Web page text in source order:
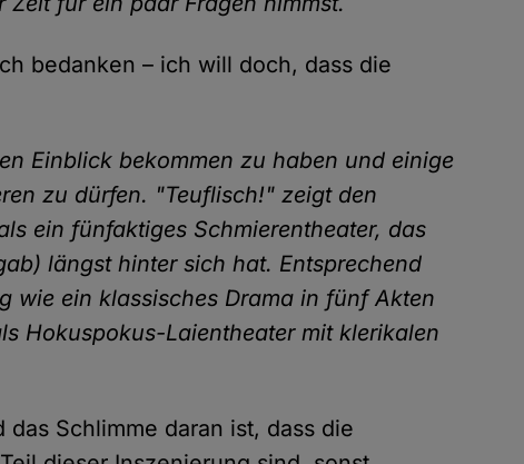
bedanken – ich will doch, dass die
Einblick bekommen zu haben und einige
zu dürfen. "Teuflisch!" zeigt den
ein fünfaktiges Schmierentheater, das
längst hinter sich hat. Entsprechend
wie ein klassisches Drama in fünf Akten
Hokuspokus-Laientheater mit klerikalen
Schlimme daran ist, dass die